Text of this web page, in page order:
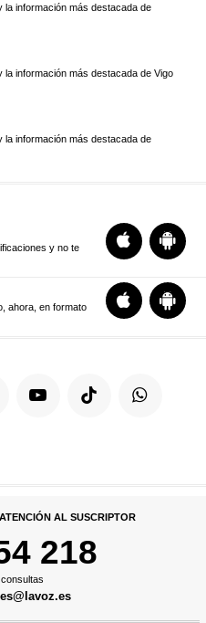
la información más destacada de
la información más destacada de Vigo
la información más destacada de
y no te
ahora, en formato
AL SUSCRIPTOR
218